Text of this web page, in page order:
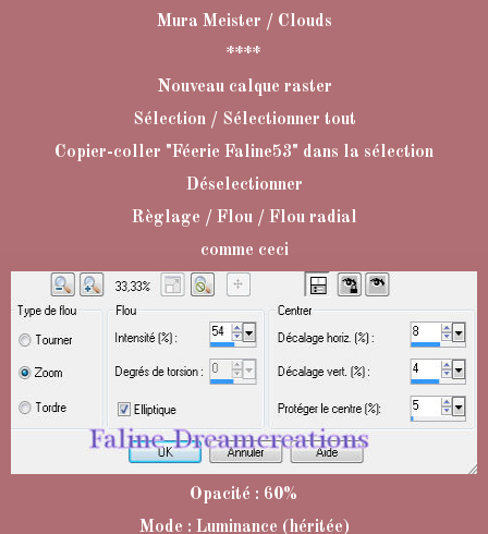
Mura Meister / Clouds
****
Nouveau calque raster
Sélection / Sélectionner tout
Copier-coller "Féerie Faline53" dans la sélection
Déselectionner
Règlage / Flou / Flou radial
comme ceci
Opacité : 60%
Mode : Luminance (héritée)